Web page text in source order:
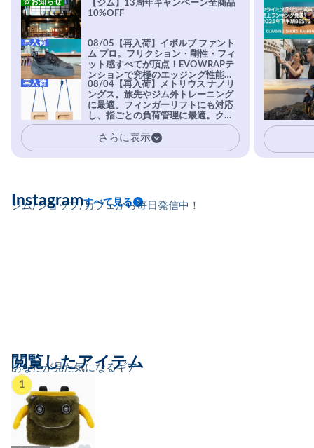
【ジム】13周年キャンペーン全商品
10%OFF
☆お知らせ
08/05【再入荷】イボルブ ファント
ム プロ。フリクション・剛性・フィ
ット感すべてが頂点！EVOWRAPテ
ンションで究極のエッジング性能を
実現。進化系ラバーEvo-74はTRAX
を凌駕する粘着力で極小ホールドに
安心感。
再入荷
08/04【再入荷】メトリウス ナノリ
ングス。旅先やジム外トレーニング
に最適。フィンガーリフトにも対応
し、指ごとの負荷管理に最適。クラ
イマーの指を本気で鍛えるギア。
再入荷
さらに表示
ジム/ショップ/カフェから毎日発信中！
Instagramすべて見る
あなたが見た気になるギア
閲覧したアイテム
1